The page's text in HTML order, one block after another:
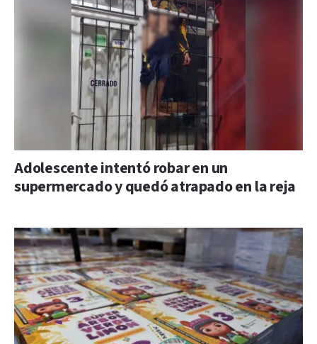
Adolescente intentó robar en un
supermercado y quedó atrapado en la reja